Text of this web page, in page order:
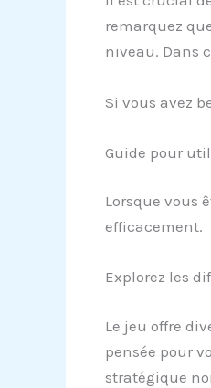
remarquez
niveau. Dans
Si vous avez
Guide pour
Lorsque vous
efficacement.
Explorez les
Le jeu offre
pensée pour
stratégique